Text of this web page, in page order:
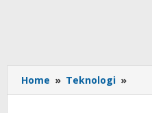
Home » Teknologi »